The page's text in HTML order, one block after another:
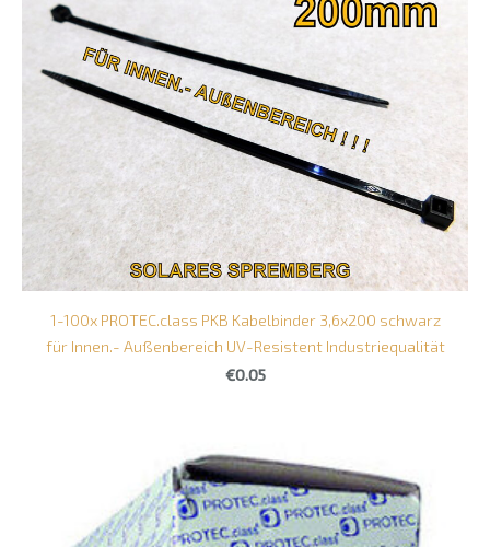
1-100x PROTEC.class PKB Kabelbinder 3,6x200 schwarz
für Innen.- Außenbereich UV-Resistent Industriequalität
€0.05